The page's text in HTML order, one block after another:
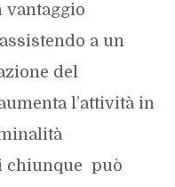
vantaggio
a un
del
l’attività in
chiunque può